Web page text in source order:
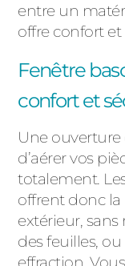
entre un
offre confort et
Fenêtre
confort et
Une
d’aérer vos
totalement.
offrent donc la
extérieur,
des feuilles,